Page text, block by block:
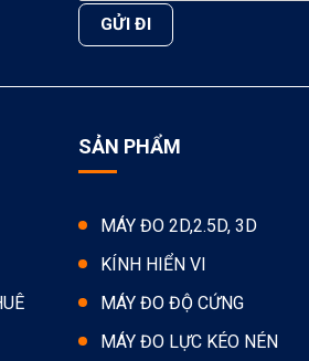
SẢN PHẨM
MÁY ĐO 2D,2.5D, 3D
KÍNH HIỂN VI
MÁY ĐO ĐỘ CỨNG
MÁY ĐO LỰC KÉO NÉN